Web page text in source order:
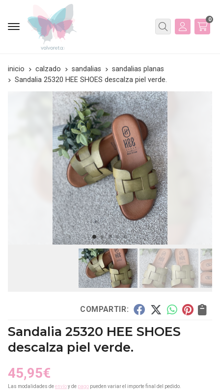
Buscar
0
inicio calzado sandalias
sandalias planas
Sandalia 25320 HEE SHOES descalza piel verde.
COMPARTIR:
Sandalia 25320 HEE SHOES
descalza piel verde.
45,95€
Las modalidades deenvíoy de pago pueden variar el importe final del pedido.